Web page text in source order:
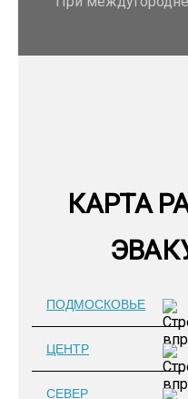
КАРТА
ПОДМОСКОВЬЕ
ЦЕНТР
СЕВЕР